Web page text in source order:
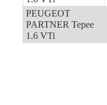
PEUGEOT
PARTNER Tepee
1.6 VTi